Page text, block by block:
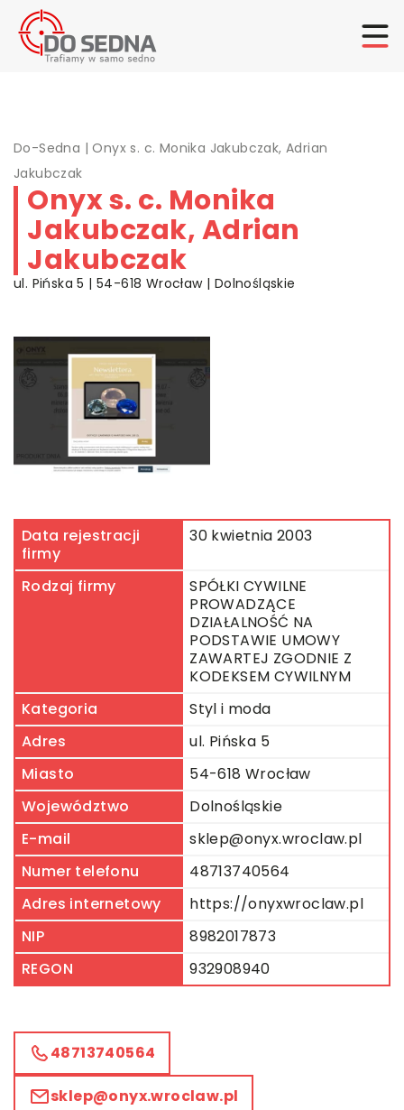
Do-Sedna |Onyx s. c. Monika Jakubczak, Adrian
Jakubczak
Onyx s. c. Monika
Jakubczak, Adrian
Jakubczak
ul. Pińska 5 | 54-618 Wrocław | Dolnośląskie
Data rejestracji
firmy
30 kwietnia 2003
Rodzaj firmy
SPÓŁKI CYWILNE
PROWADZĄCE
DZIAŁALNOŚĆ NA
PODSTAWIE UMOWY
ZAWARTEJ ZGODNIE Z
KODEKSEM CYWILNYM
Kategoria
Styl i moda
Adres
ul. Pińska 5
Miasto
54-618 Wrocław
Województwo
Dolnośląskie
E-mail
sklep@onyx.wroclaw.pl
Numer telefonu
48713740564
Adres internetowy
https://onyxwroclaw.pl
NIP
8982017873
REGON
932908940
48713740564
sklep@onyx.wroclaw.pl